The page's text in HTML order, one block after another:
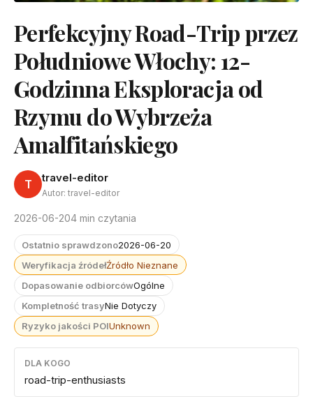
Perfekcyjny Road-Trip przez
Południowe Włochy: 12-
Godzinna Eksploracja od
Rzymu do Wybrzeża
Amalfitańskiego
T travel-editor
Autor: travel-editor
2026-06-204 min czytania
Ostatnio sprawdzono2026-06-20
Weryfikacja źródełŹródło Nieznane
Dopasowanie odbiorcówOgólne
Kompletność trasyNie Dotyczy
Ryzyko jakości POIUnknown
DLA KOGO
road-trip-enthusiasts